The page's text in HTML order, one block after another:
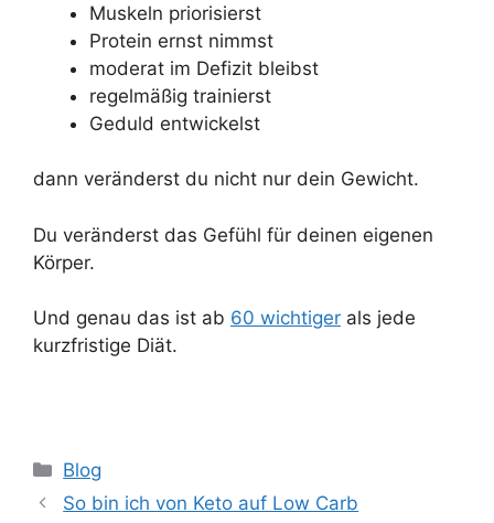
Muskeln priorisierst
Protein ernst nimmst
moderat im Defizit bleibst
regelmäßig trainierst
Geduld entwickelst
dann veränderst du nicht nur dein Gewicht.
Du veränderst das Gefühl für deinen eigenen
Körper.
Und genau das ist ab 60 wichtiger als jede
kurzfristige Diät.
Kategorien
Blog
So bin ich von Keto auf Low Carb